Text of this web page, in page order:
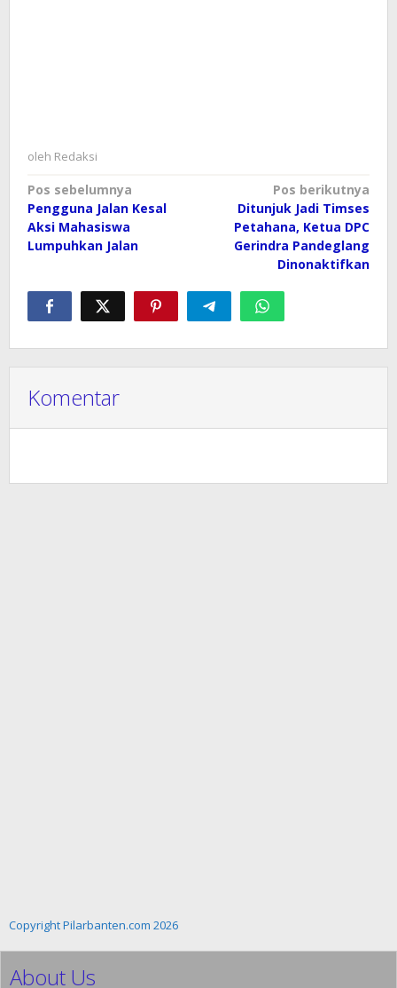
oleh Redaksi
Navigasi
pos
Pos sebelumnya
Pengguna Jalan Kesal
Aksi Mahasiswa
Lumpuhkan Jalan
Pos berikutnya
Ditunjuk Jadi Timses
Petahana, Ketua DPC
Gerindra Pandeglang
Dinonaktifkan
Komentar
Copyright Pilarbanten.com 2026
About Us